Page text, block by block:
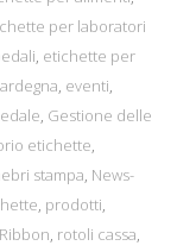
per laboratori
, etichette per
, eventi,
, Gestione delle
etichette,
stampa, News-
, prodotti,
Ribbon, rotoli cassa,